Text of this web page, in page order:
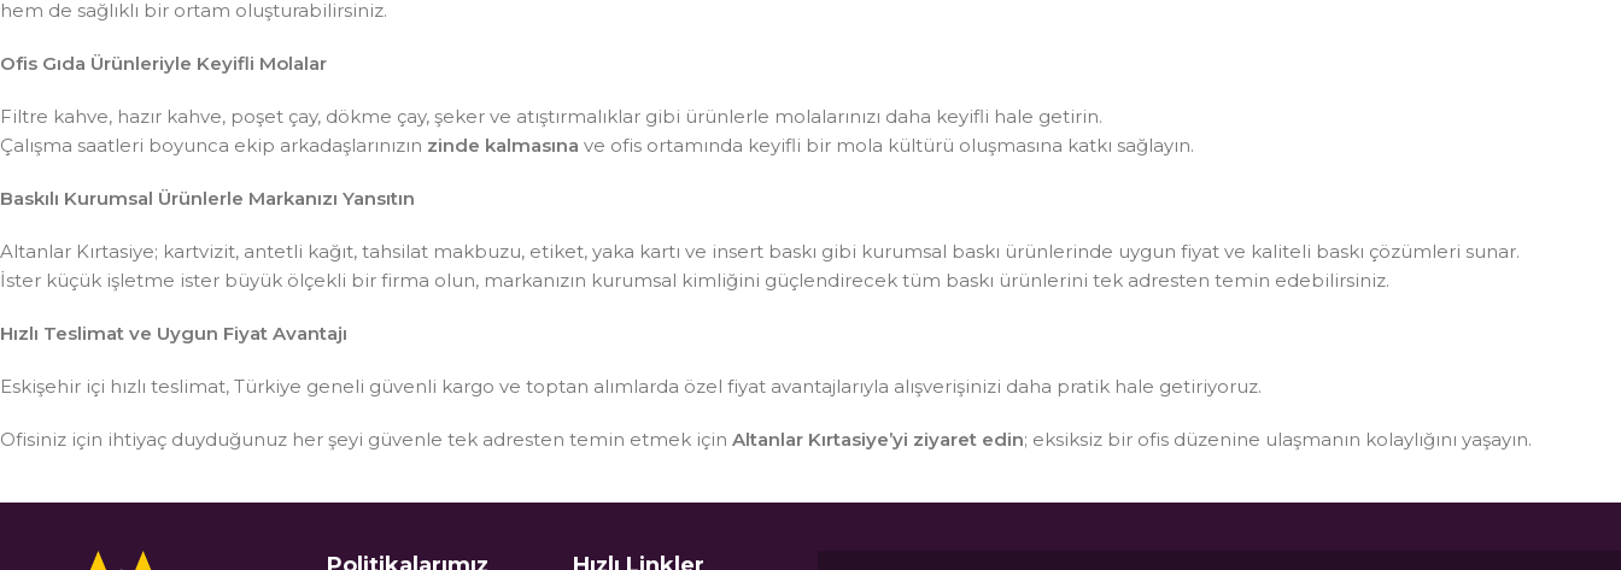
hem de sağlıklı bir ortam oluşturabilirsiniz.
Ofis Gıda Ürünleriyle Keyifli Molalar
Filtre kahve, hazır kahve, poşet çay, dökme çay, şeker ve atıştırmalıklar gibi ürünlerle molalarınızı daha keyifli hale getirin.
Çalışma saatleri boyunca ekip arkadaşlarınızın zinde kalmasına ve ofis ortamında keyifli bir mola kültürü oluşmasına katkı sağlayın.
Baskılı Kurumsal Ürünlerle Markanızı Yansıtın
Altanlar Kırtasiye; kartvizit, antetli kağıt, tahsilat makbuzu, etiket, yaka kartı ve insert baskı gibi kurumsal baskı ürünlerinde uygun fiyat ve kaliteli baskı çözümleri sunar.
İster küçük işletme ister büyük ölçekli bir firma olun, markanızın kurumsal kimliğini güçlendirecek tüm baskı ürünlerini tek adresten temin edebilirsiniz.
Hızlı Teslimat ve Uygun Fiyat Avantajı
Eskişehir içi hızlı teslimat, Türkiye geneli güvenli kargo ve toptan alımlarda özel fiyat avantajlarıyla alışverişinizi daha pratik hale getiriyoruz.
Ofisiniz için ihtiyaç duyduğunuz her şeyi güvenle tek adresten temin etmek için Altanlar Kırtasiye’yi ziyaret edin; eksiksiz bir ofis düzenine ulaşmanın kolaylığını yaşayın.
Politikalarımız Hızlı Linkler